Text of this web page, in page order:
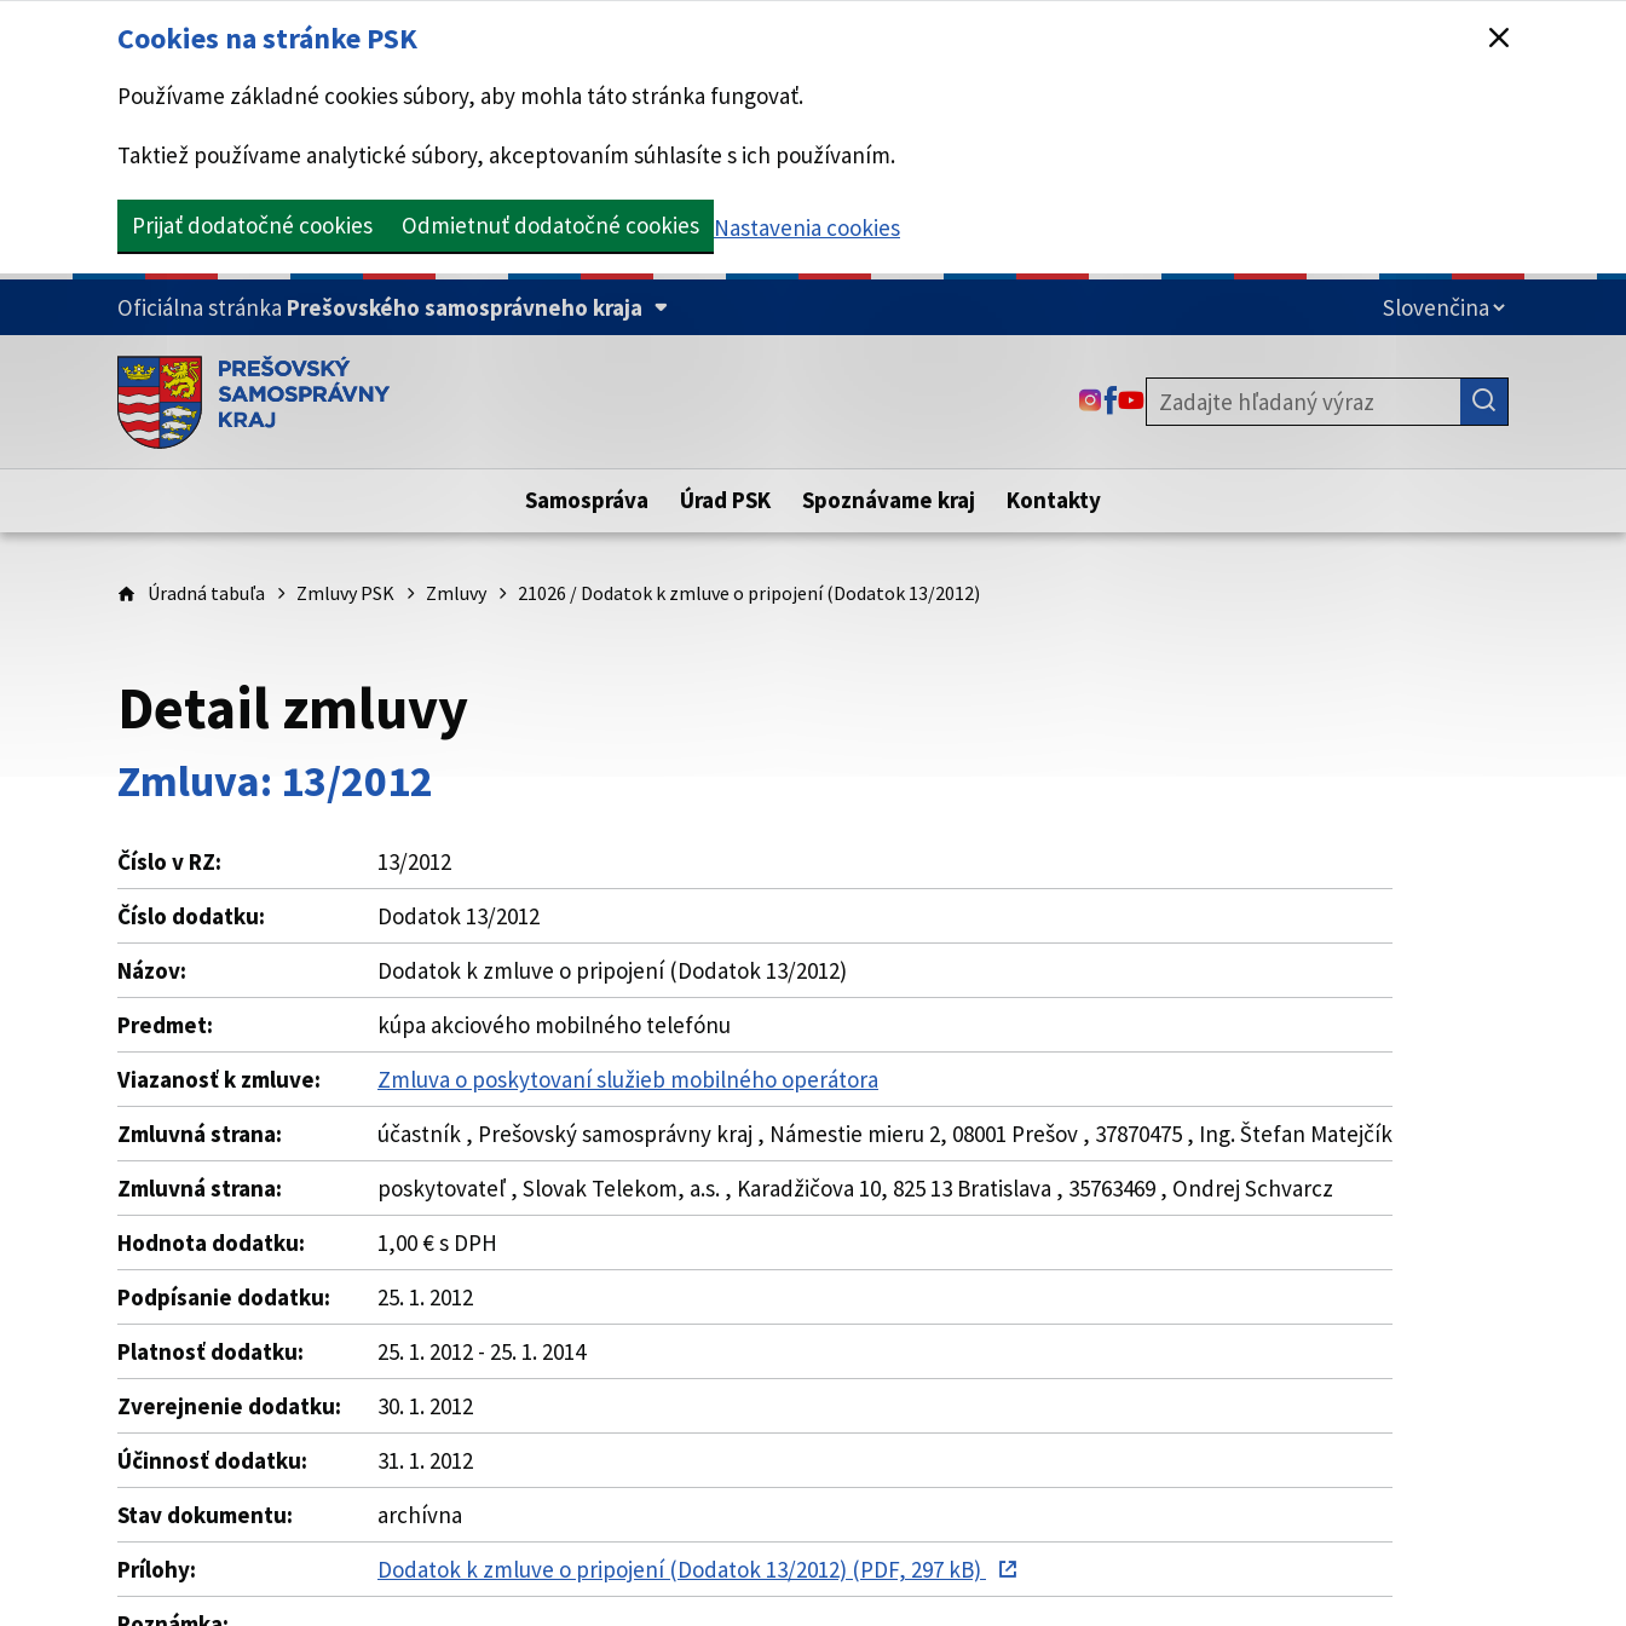
Cookies na stránke PSK
Používame základné cookies súbory, aby mohla táto stránka fungovať.
Taktiež používame analytické súbory, akceptovaním súhlasíte s ich používaním.
Prijať dodatočné cookies Odmietnuť dodatočné cookies Nastavenia cookies
PRESKOČIŤ NA HLAVNÝ OBSAH
Oficiálna stránka Prešovského samosprávneho kraja
Doména psk.sk je oficiálna
Toto je oficiálna webová stránka Prešovského samosprávneho kraja.
Táto stránka je zabezpečená
zabezpečenú webovú stránku. Zabezpečená stránka vždy začína
https:// pred názvom domény webového sídla.
ODKAZ SA OTVORÍ NA NOVEJ KARTE
ODKAZ SA OTVORÍ NA NOVEJ KARTE
ODKAZ SA OTVORÍ NA NOVEJ KARTE
Samospráva Úrad PSK Spoznávame kraj Kontakty
Úradná tabuľa Zmluvy PSK Zmluvy 21026 / Dodatok k zmluve o pripojení (Dodatok 13/2012)
Detail zmluvy
Zmluva: 13/2012
Číslo v RZ:
13/2012
Číslo dodatku:
Dodatok 13/2012
Názov:
Dodatok k zmluve o pripojení (Dodatok 13/2012)
Predmet:
kúpa akciového mobilného telefónu
Viazanosť k zmluve:
Zmluva o poskytovaní služieb mobilného operátora
Zmluvná strana:
účastník , Prešovský samosprávny kraj , Námestie mieru 2, 08001 Prešov , 37870475 , Ing. Štefan Matejčík
Zmluvná strana:
poskytovateľ , Slovak Telekom, a.s. , Karadžičova 10, 825 13 Bratislava , 35763469 , Ondrej Schvarcz
Hodnota dodatku:
1,00 € s DPH
Podpísanie dodatku:
25. 1. 2012
Platnosť dodatku:
25. 1. 2012 - 25. 1. 2014
Zverejnenie dodatku:
30. 1. 2012
Účinnosť dodatku:
31. 1. 2012
Stav dokumentu:
archívna
Prílohy:
Dodatok k zmluve o pripojení (Dodatok 13/2012) (PDF, 297 kB)